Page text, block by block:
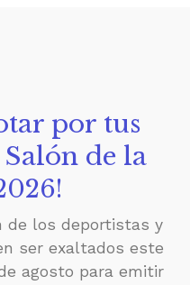
por tus
de la
de los deportistas y
ser exaltados este
agosto para emitir